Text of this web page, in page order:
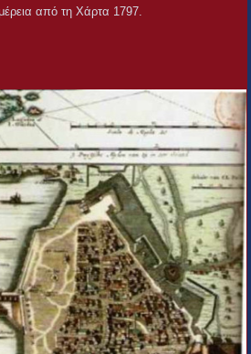
από τη Χάρτα 1797.